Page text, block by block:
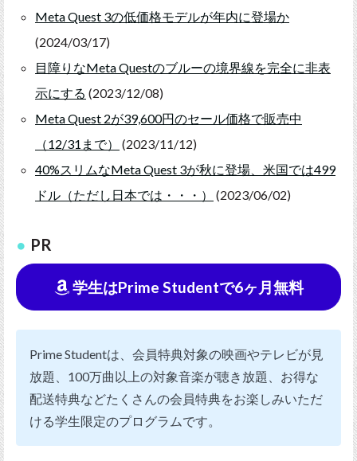
Meta Quest 3の低価格モデルが年内に登場か
(2024/03/17)
目障りなMeta Questのブルーの境界線を完全に非表
示にする (2023/12/08)
Meta Quest 2が39,600円のセール価格で販売中
（12/31まで）
(2023/11/12)
40%スリムなMeta Quest 3が秋に登場、米国では499
ドル（ただし日本では・・・）
(2023/06/02)
PR
学生はPrime Studentで6ヶ月無料
Prime Studentは、会員特典対象の映画やテレビが見
放題、100万曲以上の対象音楽が聴き放題、お得な
配送特典などたくさんの会員特典をお楽しみいただ
ける学生限定のプログラムです。